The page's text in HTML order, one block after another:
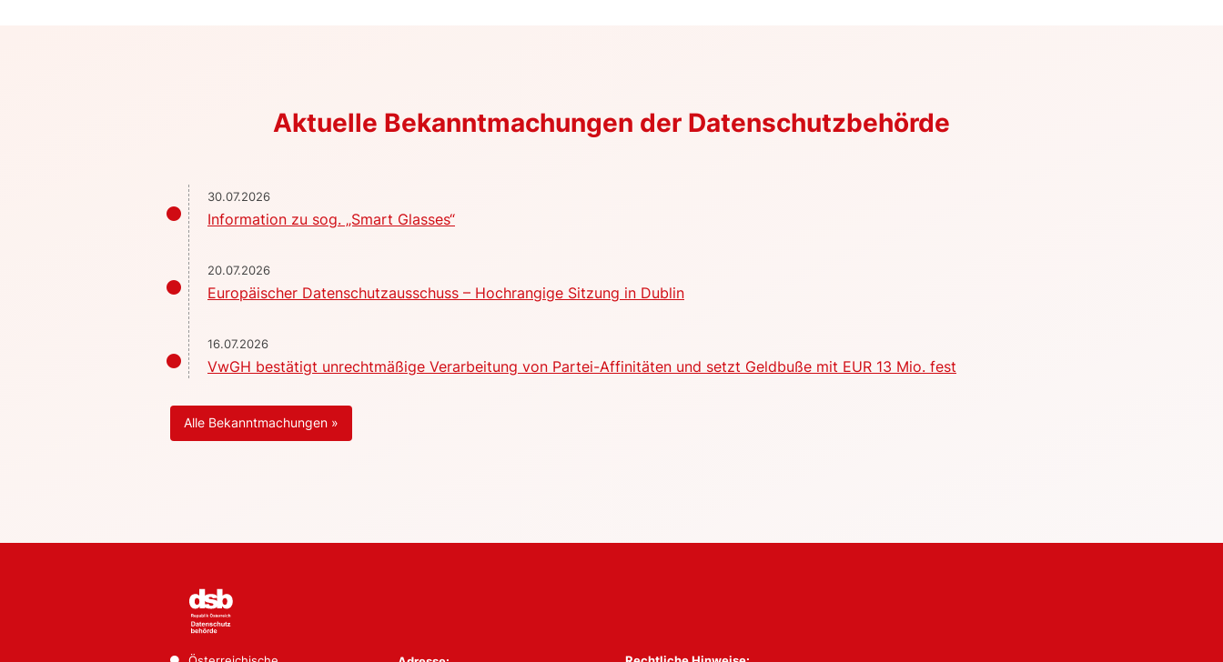
Aktuelle Bekanntmachungen der Datenschutzbehörde
30.07.2026
Information zu sog. „Smart Glasses“
20.07.2026
Europäischer Datenschutzausschuss – Hochrangige Sitzung in Dublin
16.07.2026
VwGH bestätigt unrechtmäßige Verarbeitung von Partei-Affinitäten und setzt Geldbuße mit EUR 13 Mio. fest
Alle Bekanntmachungen »